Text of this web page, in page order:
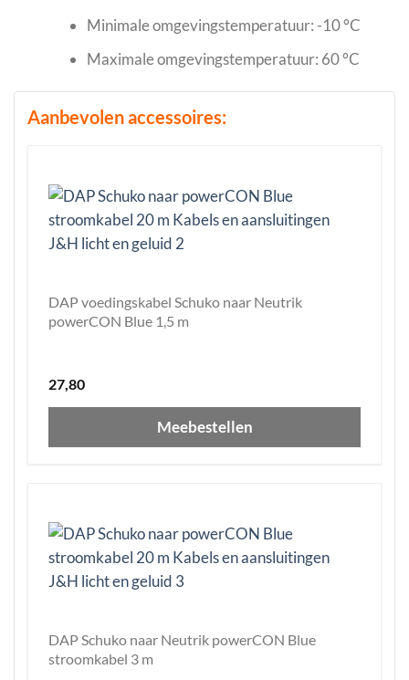
Minimale omgevingstemperatuur: -10 °C
Maximale omgevingstemperatuur: 60 °C
Aanbevolen accessoires:
DAP voedingskabel Schuko naar Neutrik
powerCON Blue 1,5 m
27,80
Meebestellen
DAP Schuko naar Neutrik powerCON Blue
stroomkabel 3 m